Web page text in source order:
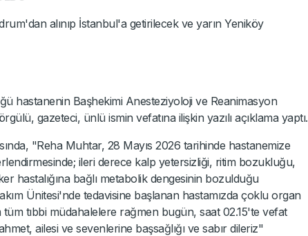
alınıp İstanbul'a getirilecek ve yarın Yeniköy
hastanenin Başhekimi Anesteziyoloji ve Reanimasyon
gazeteci, ünlü ismin vefatına ilişkin yazılı açıklama yaptı.
"Reha Muhtar, 28 Mayıs 2026 tarihinde hastanemize
ileri derece kalp yetersizliği, ritim bozukluğu,
hastalığına bağlı metabolik dengesinin bozulduğu
Ünitesi'nde tedavisine başlanan hastamızda çoklu organ
tüm tıbbi müdahalelere rağmen bugün, saat 02.15'te vefat
ailesi ve sevenlerine başsağlığı ve sabır dileriz"